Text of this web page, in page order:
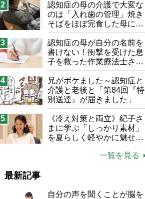
予防法
け方
2
認知症の母の介護で大変な
のは「入れ歯の管理」焼き
そばをほぼ完食した母に息
子が血の気が引いた理由
3
認知症の母が自分の名前を
書けない！衝撃を受けた息
子を救った作業療法士さん
の言葉
4
兄がボケました～認知症と
介護と老後と「第84回『特
別送達』が届きました」
5
《冷え対策と両立》紀子さ
まに学ぶ「しっかり素材」
を夏らしく軽やかに魅せる
一覧を見る
最新記事
自分の声を聞くことが脳を